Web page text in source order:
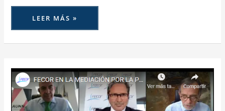
LEER MÁS »
VÍDEO
DEL
WEBINAR:
“LAS
TECNOLÓGICAS
SE
UNEN